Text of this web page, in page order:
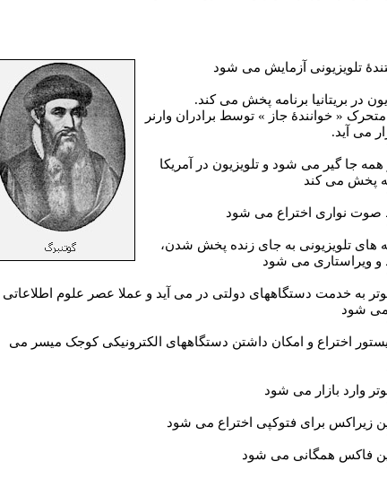
تلويزيونی آزمايش می شود
در بريتانيا برنامه پخش می کند.
متحرک « خوانندۀ جاز » توسط برادران وارنر
می آيد.
همه جا گير می شود و تلويزيون در آمريکا
پخش می کند
نواری اختراع می شود
های تلويزيونی به جای زنده پخش شدن،
ويراستاری می شود
به خدمت دستگاههای دولتی در می آيد و عملا عصر علوم اطلاعاتی
می شود
اختراع و امکان داشتن دستگاههای الکترونيکی کوجک ميسر می
وارد بازار می شود
زيراکس برای فتوکپی اختراع می شود
فاکس همگانی می شود